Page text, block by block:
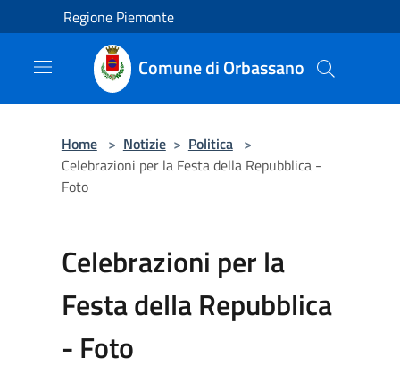
Salta al contenuto principale
Regione Piemonte
Comune di Orbassano
Home > Notizie > Politica >
Celebrazioni per la Festa della Repubblica -
Foto
Celebrazioni per la
Festa della Repubblica
- Foto